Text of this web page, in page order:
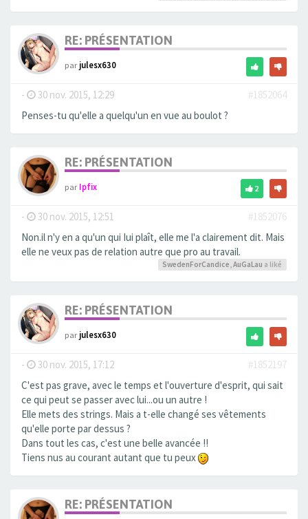
RE: PRÉSENTATION
parjulesx630
- 30 nov. 2015, 12:29
#1852064
Penses-tu qu'elle a quelqu'un en vue au boulot ?
RE: PRÉSENTATION
parIpfix 2
- 30 nov. 2015, 12:51
#1852076
Non.il n'y en a qu'un qui Iui plaît, elle me l'a clairement dit. Mais
elle ne veux pas de relation autre que pro au travail.
SwedenForCandice ,AuGaLau a liké
RE: PRÉSENTATION
parjulesx630
- 30 nov. 2015, 17:12
#1852197
C'est pas grave, avec le temps et l'ouverture d'esprit, qui sait
ce qui peut se passer avec lui...ou un autre !
Elle mets des strings. Mais a t-elle changé ses vêtements
qu'elle porte par dessus ?
Dans tout les cas, c'est une belle avancée !!
Tiens nus au courant autant que tu peux
RE: PRÉSENTATION